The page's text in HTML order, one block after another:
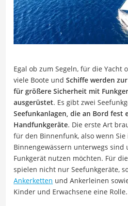
Egal ob zum Segeln, für die Yacht
viele Boote und Schiffe werden
für größere Sicherheit mit
ausgerüstet. Es gibt zwei
Seefunkanlagen, die an Bord fest
Handfunkgeräte. Die erste Art
für den Binnenfunk, also wenn
Binnengewässern unterwegs sind
Funkgerät nutzen möchten. Für
spielen nicht nur Seefunkgeräte,
Ankerketten und Ankerleinen
Kinder und Erwachsene eine Rolle.